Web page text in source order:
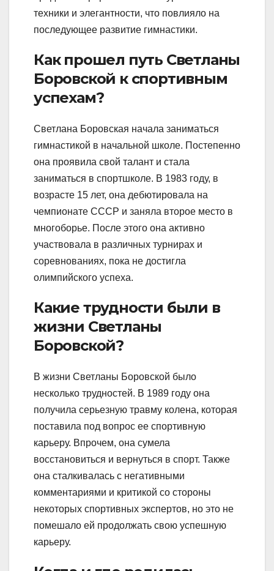
техники и элегантности, что повлияло на
последующее развитие гимнастики.
Как прошел путь Светланы
Боровской к спортивным
успехам?
Светлана Боровская начала заниматься
гимнастикой в начальной школе. Постепенно
она проявила свой талант и стала
заниматься в спортшколе. В 1983 году, в
возрасте 15 лет, она дебютировала на
чемпионате СССР и заняла второе место в
многоборье. После этого она активно
участвовала в различных турнирах и
соревнованиях, пока не достигла
олимпийского успеха.
Какие трудности были в
жизни Светланы
Боровской?
В жизни Светланы Боровской было
несколько трудностей. В 1989 году она
получила серьезную травму колена, которая
поставила под вопрос ее спортивную
карьеру. Впрочем, она сумела
восстановиться и вернуться в спорт. Также
она сталкивалась с негативными
комментариями и критикой со стороны
некоторых спортивных экспертов, но это не
помешало ей продолжать свою успешную
карьеру.